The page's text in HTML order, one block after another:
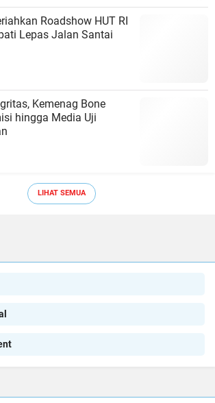
Roadshow HUT RI
Lepas Jalan Santai
Kemenag Bone
hingga Media Uji
LIHAT SEMUA